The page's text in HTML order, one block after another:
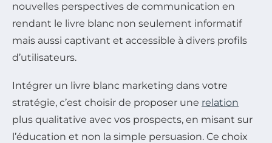
nouvelles perspectives de communication en
rendant le livre blanc non seulement informatif
mais aussi captivant et accessible à divers profils
d’utilisateurs.
Intégrer un livre blanc marketing dans votre
stratégie, c’est choisir de proposer une relation
plus qualitative avec vos prospects, en misant sur
l’éducation et non la simple persuasion. Ce choix